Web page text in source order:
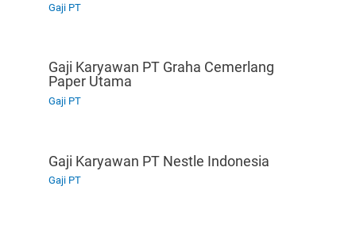
Gaji PT
Gaji Karyawan PT Graha Cemerlang
Paper Utama
Gaji PT
Gaji Karyawan PT Nestle Indonesia
Gaji PT